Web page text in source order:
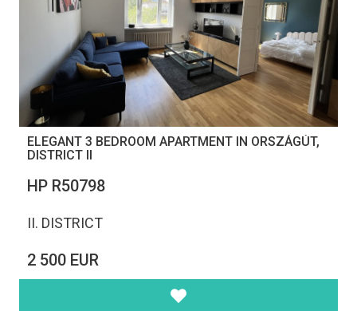
ELEGANT 3 BEDROOM APARTMENT IN ORSZÁGÚT,
DISTRICT II
НР R50798
II. DISTRICT
2 500 EUR